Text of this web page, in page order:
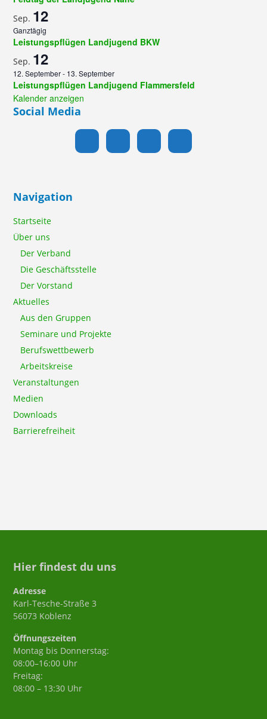
Sep. 12
Ganztägig
Leistungspflügen Landjugend BKW
Sep. 12
12. September- 13. September
Leistungspflügen Landjugend Flammersfeld
Kalender anzeigen
Social Media
Navigation
Startseite
Über uns
Der Verband
Die Geschäftsstelle
Der Vorstand
Aktuelles
Aus den Gruppen
Seminare und Projekte
Berufswettbewerb
Arbeitskreise
Veranstaltungen
Medien
Downloads
Barrierefreiheit
Hier findest du uns
Adresse
Karl-Tesche-Straße 3
56073 Koblenz
Öffnungszeiten
Montag bis Donnerstag:
08:00–16:00 Uhr
Freitag:
08:00 – 13:30 Uhr